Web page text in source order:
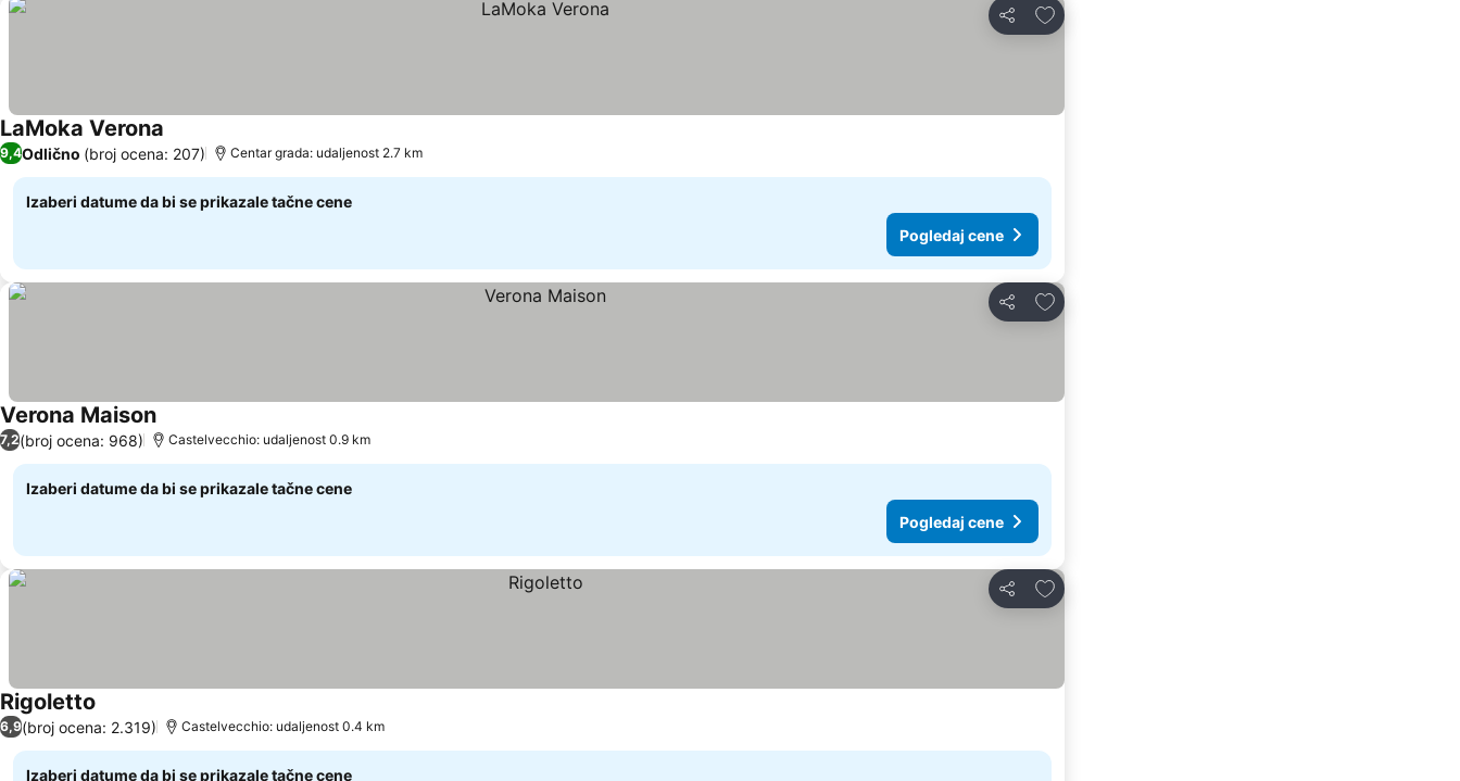
Deli
Dodati u favorite
LaMoka Verona
9,4Odlično (broj ocena: 207) Centar grada: udaljenost 2.7 km
Izaberi datume da bi se prikazale tačne cene
Pogledaj cene
Deli
Dodati u favorite
Verona Maison
7,2(broj ocena: 968) Castelvecchio: udaljenost 0.9 km
Izaberi datume da bi se prikazale tačne cene
Pogledaj cene
Deli
Dodati u favorite
Rigoletto
6,9(broj ocena: 2.319) Castelvecchio: udaljenost 0.4 km
Izaberi datume da bi se prikazale tačne cene